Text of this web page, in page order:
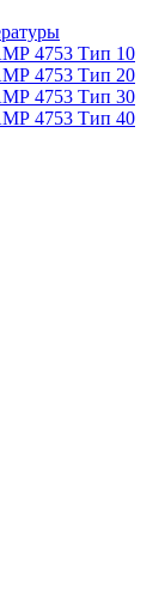
4753 Тип 10
4753 Тип 20
4753 Тип 30
4753 Тип 40